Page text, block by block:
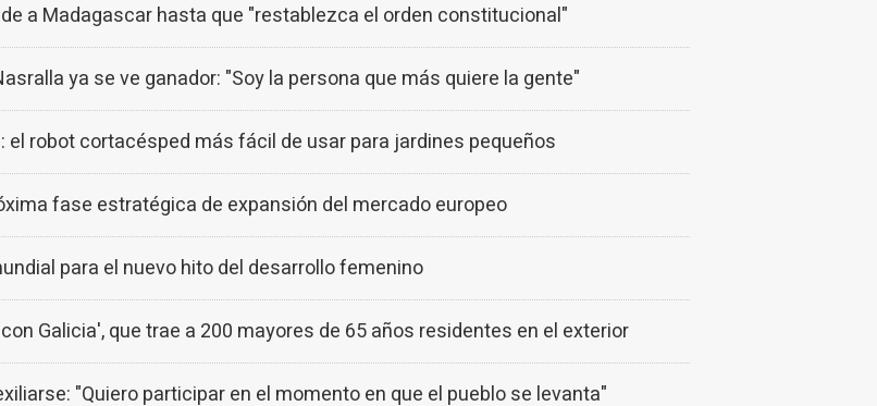
a Madagascar hasta que "restablezca el orden constitucional"
ya se ve ganador: "Soy la persona que más quiere la gente"
el robot cortacésped más fácil de usar para jardines pequeños
fase estratégica de expansión del mercado europeo
para el nuevo hito del desarrollo femenino
Galicia', que trae a 200 mayores de 65 años residentes en el exterior
"Quiero participar en el momento en que el pueblo se levanta"